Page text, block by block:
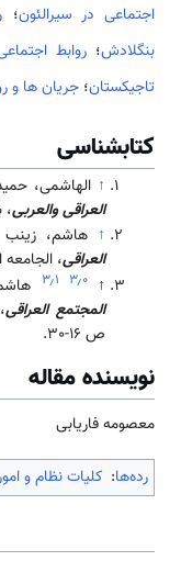
اجتماعی در سیرالئون؛
بنگلادش؛ روابط
تاجیکستان؛ جریان ها و
کتابشناسی
↑ الهاشمی،
العراقی والعربی،
↑ هاشم، زینب
العراقی، الجامعه
↑۳٫۰ ۳٫۱
المجتمع العراقی
ص 16-30.
نویسنده مقاله
معصومه فاریابی
رده‌ها: کلیات نظام و